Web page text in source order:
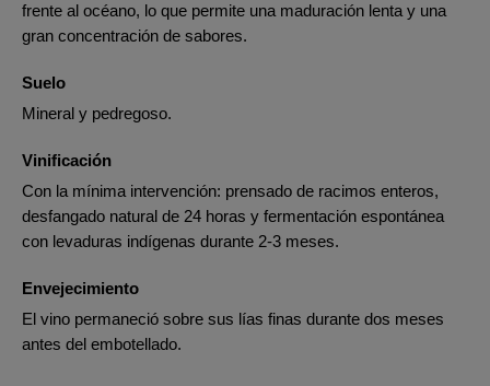
frente al océano, lo que permite una maduración lenta y una
gran concentración de sabores.
Suelo
Mineral y pedregoso.
Vinificación
Con la mínima intervención: prensado de racimos enteros,
desfangado natural de 24 horas y fermentación espontánea
con levaduras indígenas durante 2-3 meses.
Envejecimiento
El vino permaneció sobre sus lías finas durante dos meses
antes del embotellado.